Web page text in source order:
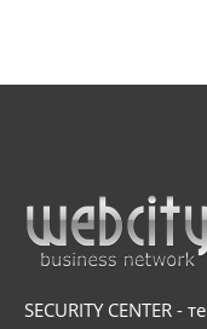
SECURITY CENTER